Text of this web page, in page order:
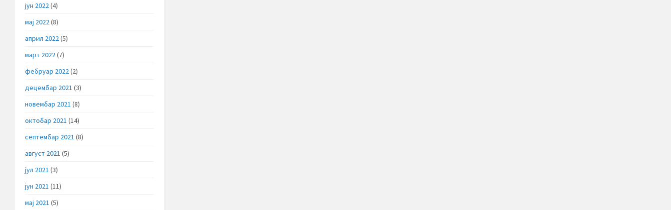
јун 2022(4)
мај 2022(8)
април 2022(5)
март 2022(7)
фебруар 2022(2)
децембар 2021 (3)
новембар 2021 (8)
октобар 2021 (14)
септембар 2021 (8)
август 2021 (5)
јул 2021 (3)
јун 2021 (11)
мај 2021 (5)